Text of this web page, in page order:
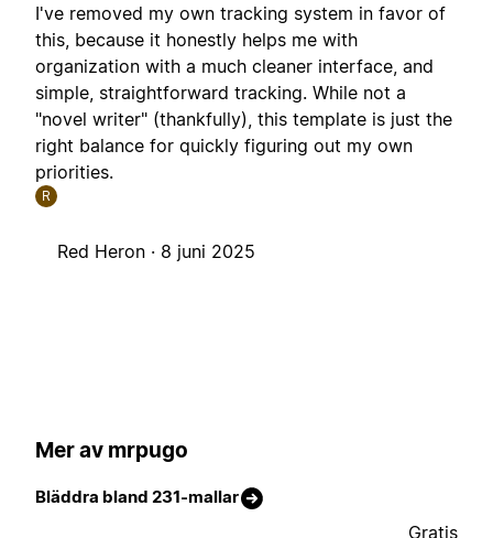
I've removed my own tracking system in favor of
this, because it honestly helps me with
organization with a much cleaner interface, and
simple, straightforward tracking. While not a
"novel writer" (thankfully), this template is just the
right balance for quickly figuring out my own
priorities.
R
Red Heron · 8 juni 2025
Mer av mrpugo
Bläddra bland 231-mallar
Gratis